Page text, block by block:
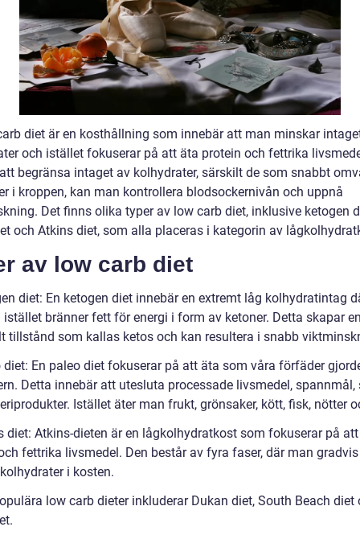
diet är en kosthållning som innebär att man minskar
och istället fokuserar på att äta protein och fettrika
begränsa intaget av kolhydrater, särskilt de som snabbt
i kroppen, kan man kontrollera blodsockernivån och uppnå
Det finns olika typer av low carb diet, inklusive ketogen
och Atkins diet, som alla placeras i kategorin av
av low carb diet
diet: En ketogen diet innebär en extremt låg kolhydratintag
istället bränner fett för energi i form av ketoner. Detta skapar
tillstånd som kallas ketos och kan resultera i snabb
diet: En paleo diet fokuserar på att äta som våra förfäder
Detta innebär att utesluta processade livsmedel, spannmål,
Istället äter man frukt, grönsaker, kött, fisk, nötter
diet: Atkins-dieten är en lågkolhydratkost som fokuserar på
fettrika livsmedel. Den består av fyra faser, där man
i kosten.
low carb dieter inkluderar Dukan diet, South Beach diet